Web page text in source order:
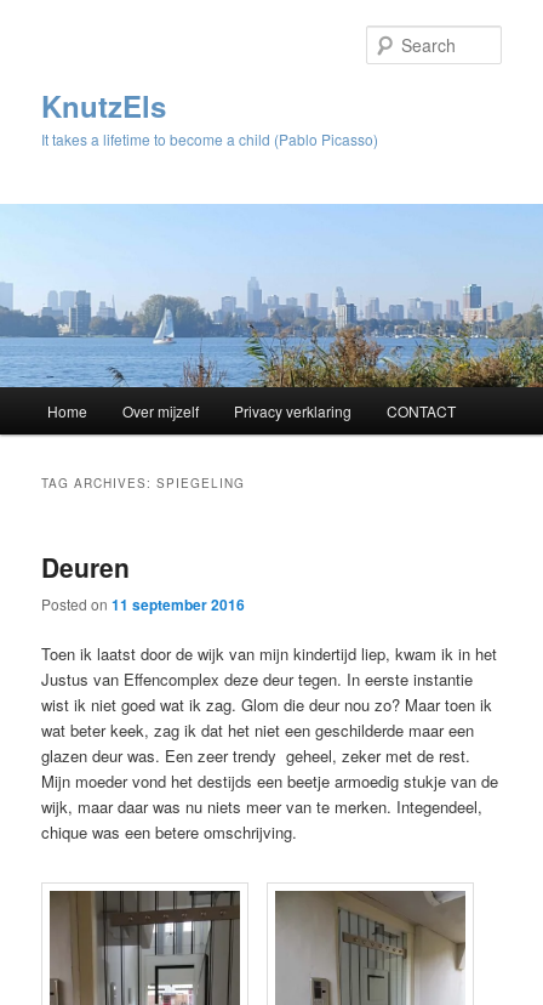
KnutzEls
It takes a lifetime to become a child (Pablo Picasso)
Skip
content
Skip
content
Home Over mijzelf Privacy verklaring CONTACT
TAG ARCHIVES:SPIEGELING
Deuren
Posted on11 september 2016
Toen ik laatst door de wijk van mijn kindertijd liep, kwam ik in het
Justus van Effencomplex deze deur tegen. In eerste instantie
wist ik niet goed wat ik zag. Glom die deur nou zo? Maar toen ik
wat beter keek, zag ik dat het niet een geschilderde maar een
glazen deur was. Een zeer trendy geheel, zeker met de rest.
Mijn moeder vond het destijds een beetje armoedig stukje van de
wijk, maar daar was nu niets meer van te merken. Integendeel,
chique was een betere omschrijving.